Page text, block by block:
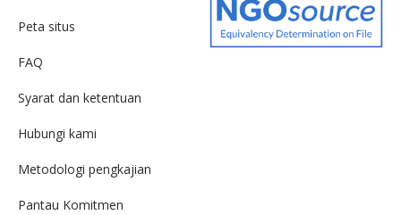
Peta situs
FAQ
Syarat dan ketentuan
Hubungi kami
Metodologi pengkajian
Pantau Komitmen